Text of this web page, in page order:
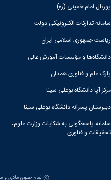
پورتال امام خمینی (ره)
سامانه تدارکات الکترونیکی دولت
ریاست جمهوری اسلامی ایران
دانشگاه‌ها و مؤسسات آموزش عالی
پارک علم و فناوری همدان
مرکز آپا دانشگاه بوعلی سینا
دبیرستان پسرانه دانشگاه بوعلی سینا
سامانه پاسخگوئی به شکایات وزارت علوم،
تحقیقات و فناوری
تمام حقوق مادی و